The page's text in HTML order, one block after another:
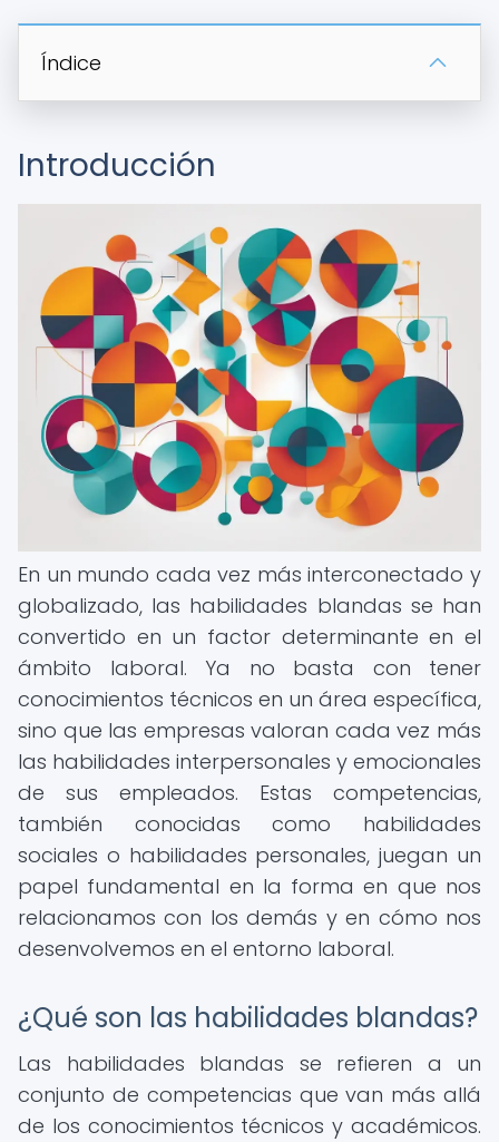
Índice
Introducción
En un mundo cada vez más interconectado y
globalizado, las habilidades blandas se han
convertido en un factor determinante en el
ámbito laboral. Ya no basta con tener
conocimientos técnicos en un área específica,
sino que las empresas valoran cada vez más
las habilidades interpersonales y emocionales
de sus empleados. Estas competencias,
también conocidas como habilidades
sociales o habilidades personales, juegan un
papel fundamental en la forma en que nos
relacionamos con los demás y en cómo nos
desenvolvemos en el entorno laboral.
¿Qué son las habilidades blandas?
Las habilidades blandas se refieren a un
conjunto de competencias que van más allá
de los conocimientos técnicos y académicos.